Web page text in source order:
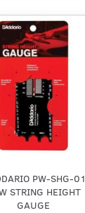
PW-SHG-01
STRING HEIGHT
GAUGE